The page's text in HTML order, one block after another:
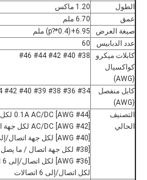
الطول
1.20 ماكس
عمق
6.70 ملم
صيغة العرض
6.95+(0.4*?p) ملم
عدد الدبابيس
60
كابلات ميكرو
كواكسيال
(AWG)
#38 #40 #42 #44 #46
كابل منفصل
(AWG)
#34 #36 #38 #39 #40 #42 #44 #46
التصنيف
الحالي
لكل اتصال/إلى 6 اتصالات